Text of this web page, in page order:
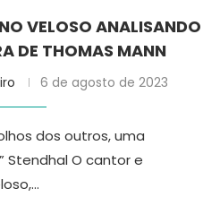
VELOSO ANALISANDO
DE THOMAS MANN
6 de agosto de 2023
dos outros, uma
Stendhal O cantor e